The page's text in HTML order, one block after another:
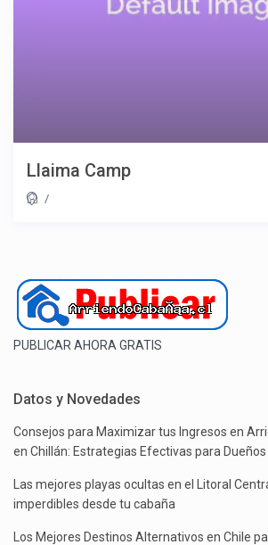
Llaima Camp
/
PUBLICAR AHORA GRATIS
Datos y Novedades
Consejos para Maximizar tus Ingresos en
en Chillán: Estrategias Efectivas para
Las mejores playas ocultas en el Litoral
imperdibles desde tu cabaña
Los Mejores Destinos Alternativos en Chile